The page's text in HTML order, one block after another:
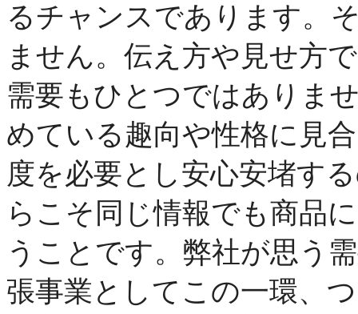
るチャンスであります。
ません。伝え方や見せ方
需要もひとつではありま
めている趣向や性格に見
度を必要とし安心安堵す
らこそ同じ情報でも商品
うことです。弊社が思う
張事業としてこの一環、